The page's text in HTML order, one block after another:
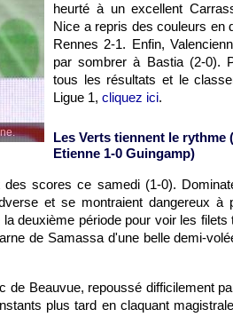
heurté à un excellent
Nice a repris des couleurs en
Rennes 2-1. Enfin,
par sombrer à Bastia(2-0).
tous les résultats et le
Ligue 1, cliquez ici.
Les Verts tiennent le rythme
Etienne 1-0 Guingamp)
scores ce samedi (1-0).
et se montraient dangereux à
deuxième période pour voir les filets
de Samassa d'une belle demi-
Beauvue, repoussé difficilement
plus tard en claquant